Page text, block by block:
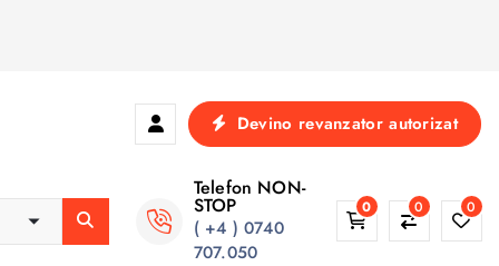
Devino revanzator autorizat
Telefon NON-
STOP
( +4 ) 0740
707.050
0 0 0